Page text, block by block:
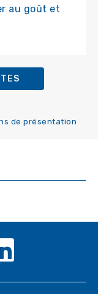
au goût et
de présentation